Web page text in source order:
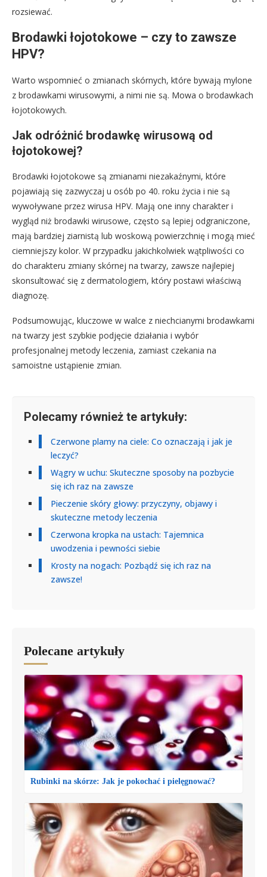
rozsiewać.
Brodawki łojotokowe – czy to zawsze
HPV?
Warto wspomnieć o zmianach skórnych, które bywają mylone
z brodawkami wirusowymi, a nimi nie są. Mowa o brodawkach
łojotokowych.
Jak odróżnić brodawkę wirusową od
łojotokowej?
Brodawki łojotokowe są zmianami niezakaźnymi, które
pojawiają się zazwyczaj u osób po 40. roku życia i nie są
wywoływane przez wirusa HPV. Mają one inny charakter i
wygląd niż brodawki wirusowe, często są lepiej odgraniczone,
mają bardziej ziarnistą lub woskową powierzchnię i mogą mieć
ciemniejszy kolor. W przypadku jakichkolwiek wątpliwości co
do charakteru zmiany skórnej na twarzy, zawsze najlepiej
skonsultować się z dermatologiem, który postawi właściwą
diagnozę.
Podsumowując, kluczowe w walce z niechcianymi brodawkami
na twarzy jest szybkie podjęcie działania i wybór
profesjonalnej metody leczenia, zamiast czekania na
samoistne ustąpienie zmian.
Polecamy również te artykuły:
Czerwone plamy na ciele: Co oznaczają i jak je
leczyć?
Wągry w uchu: Skuteczne sposoby na pozbycie
się ich raz na zawsze
Pieczenie skóry głowy: przyczyny, objawy i
skuteczne metody leczenia
Czerwona kropka na ustach: Tajemnica
uwodzenia i pewności siebie
Krosty na nogach: Pozbądź się ich raz na
zawsze!
Polecane artykuły
Rubinki na skórze: Jak je pokochać i pielęgnować?